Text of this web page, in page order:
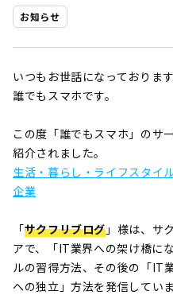
お知らせ
いつもお世話になっております
誰でもスマホです。
この度「誰でもスマホ」のサ
紹介されました。
生活・暮らし・ライフスタイ
企業
「サクフリブログ 」様は、サ
アで、「IT業界への架け橋に
ルの習得方法、その後の「IT
への独立」方法を発信していま